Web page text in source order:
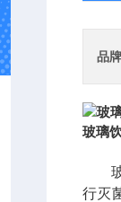
品牌
玻璃
行灭